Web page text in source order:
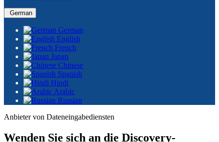
German
German
English
French
Japan
Chinese
Spanish
Hindi
Arabic
Russian
Anbieter von Dateneingabediensten
Wenden Sie sich an die Discovery-